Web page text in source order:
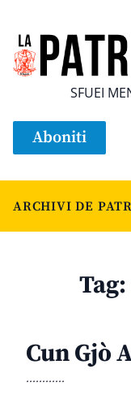
SFUEI
Aboniti
ARCHIVI DE
Tag:
Cun Gjò
............